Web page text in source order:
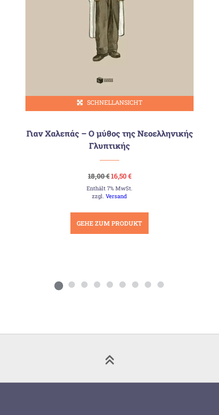
SCHNELLANSICHT
Γιαν Χαλεπάς – Ο μύθος της Νεοελληνικής
Γλυπτικής
18,00€Ursprünglicher
Preis
war:
18,00 €
16,50€Aktueller
ist:
Enthält 7% MwSt.
zzgl.Versand
GEHE ZUM PRODUKT